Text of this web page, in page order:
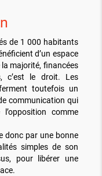
de 1 000 habitants
d’un espace
majorité, financées
c’est le droit. Les
toutefois un
communication qui
comme
donc par une bonne
simples de son
pour libérer une